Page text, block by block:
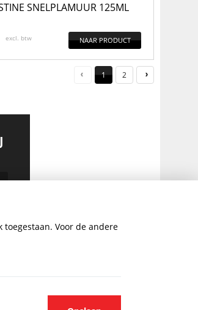
SNELPLAMUUR 125ML
excl. btw NAAR PRODUCT
1 2
Voor de andere